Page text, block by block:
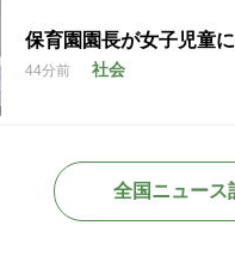
保育園園長が女子児童
44分前 社会
全国ニュース